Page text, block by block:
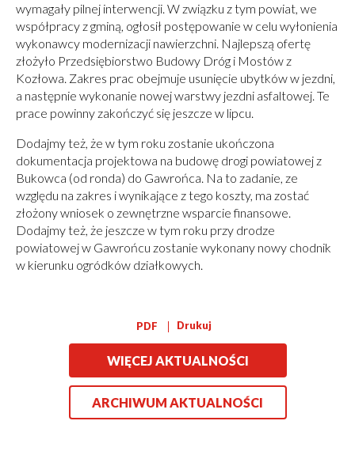
wymagały pilnej interwencji. W związku z tym powiat, we
współpracy z gminą, ogłosił postępowanie w celu wyłonienia
wykonawcy modernizacji nawierzchni. Najlepszą ofertę
złożyło Przedsiębiorstwo Budowy Dróg i Mostów z
Kozłowa. Zakres prac obejmuje usunięcie ubytków w jezdni,
a następnie wykonanie nowej warstwy jezdni asfaltowej. Te
prace powinny zakończyć się jeszcze w lipcu.
Dodajmy też, że w tym roku zostanie ukończona
dokumentacja projektowa na budowę drogi powiatowej z
Bukowca (od ronda) do Gawrońca. Na to zadanie, ze
względu na zakres i wynikające z tego koszty, ma zostać
złożony wniosek o zewnętrzne wsparcie finansowe.
Dodajmy też, że jeszcze w tym roku przy drodze
powiatowej w Gawrońcu zostanie wykonany nowy chodnik
w kierunku ogródków działkowych.
PDF Drukuj
WIĘCEJ AKTUALNOŚCI
ARCHIWUM AKTUALNOŚCI